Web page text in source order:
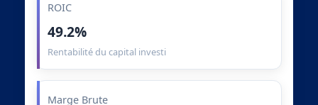
ROIC
49.2%
Rentabilité du capital investi
Marge Brute